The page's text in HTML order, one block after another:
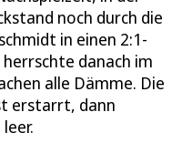
noch durch die
in einen 2:1-
danach im
alle Dämme. Die
erstarrt, dann